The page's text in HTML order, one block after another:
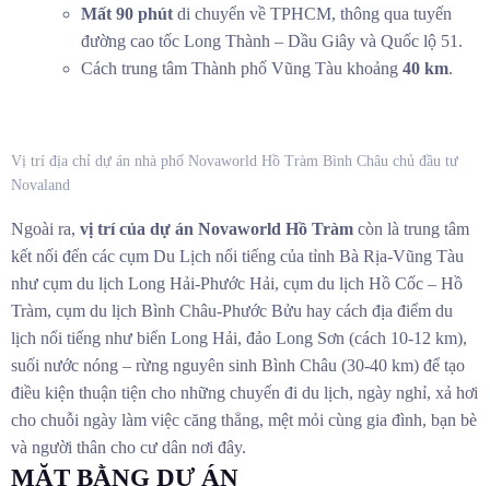
Mất 90 phút di chuyển về TPHCM, thông qua tuyến
đường cao tốc Long Thành – Dầu Giây và Quốc lộ 51.
Cách trung tâm Thành phố Vũng Tàu khoảng 40 km.
Vị trí địa chỉ dự án nhà phố Novaworld Hồ Tràm Bình Châu chủ đầu tư
Novaland
Ngoài ra, vị trí của dự án Novaworld Hồ Tràm còn là trung tâm
kết nối đến các cụm Du Lịch nổi tiếng của tỉnh Bà Rịa-Vũng Tàu
như cụm du lịch Long Hải-Phước Hải, cụm du lịch Hồ Cốc – Hồ
Tràm, cụm du lịch Bình Châu-Phước Bửu hay cách địa điểm du
lịch nổi tiếng như biển Long Hải, đảo Long Sơn (cách 10-12 km),
suối nước nóng – rừng nguyên sinh Bình Châu (30-40 km) để tạo
điều kiện thuận tiện cho những chuyến đi du lịch, ngày nghỉ, xả hơi
cho chuỗi ngày làm việc căng thẳng, mệt mỏi cùng gia đình, bạn bè
và người thân cho cư dân nơi đây.
MẶT BẰNG DỰ ÁN